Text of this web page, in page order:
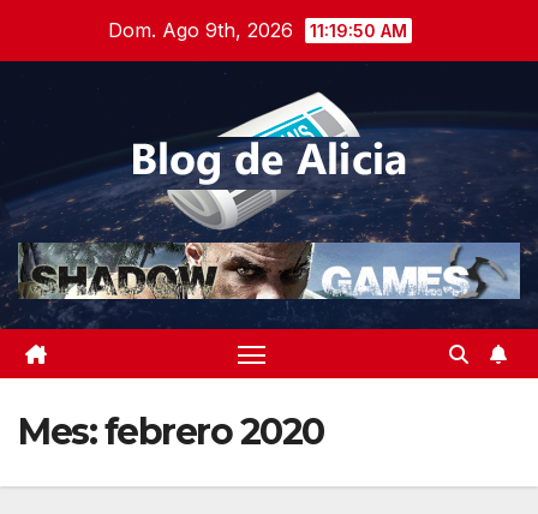
Dom. Ago 9th, 2026 11:19:50 AM
Mes:febrero 2020